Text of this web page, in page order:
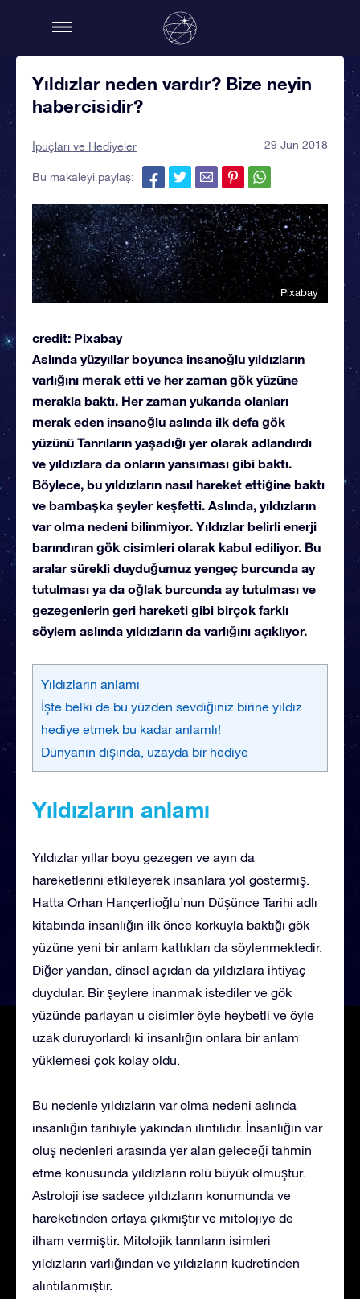
Yıldızlar neden vardır? Bize neyin
habercisidir?
İpuçları ve Hediyeler 29 Jun 2018
Bu makaleyi paylaş:
Pixabay
credit: Pixabay
Aslında yüzyıllar boyunca insanoğlu yıldızların
varlığını merak etti ve her zaman gök yüzüne
merakla baktı. Her zaman yukarıda olanları
merak eden insanoğlu aslında ilk defa gök
yüzünü Tanrıların yaşadığı yer olarak adlandırdı
ve yıldızlara da onların yansıması gibi baktı.
Böylece, bu yıldızların nasıl hareket ettiğine baktı
ve bambaşka şeyler keşfetti. Aslında, yıldızların
var olma nedeni bilinmiyor. Yıldızlar belirli enerji
barındıran gök cisimleri olarak kabul ediliyor. Bu
aralar sürekli duyduğumuz yengeç burcunda ay
tutulması ya da oğlak burcunda ay tutulması ve
gezegenlerin geri hareketi gibi birçok farklı
söylem aslında yıldızların da varlığını açıklıyor.
Yıldızların anlamı
İşte belki de bu yüzden sevdiğiniz birine yıldız
hediye etmek bu kadar anlamlı!
Dünyanın dışında, uzayda bir hediye
Yıldızların anlamı
Yıldızlar yıllar boyu gezegen ve ayın da
hareketlerini etkileyerek insanlara yol göstermiş.
Hatta Orhan Hançerlioğlu’nun Düşünce Tarihi adlı
kitabında insanlığın ilk önce korkuyla baktığı gök
yüzüne yeni bir anlam kattıkları da söylenmektedir.
Diğer yandan, dinsel açıdan da yıldızlara ihtiyaç
duydular. Bir şeylere inanmak istediler ve gök
yüzünde parlayan u cisimler öyle heybetli ve öyle
uzak duruyorlardı ki insanlığın onlara bir anlam
yüklemesi çok kolay oldu.
Bu nedenle yıldızların var olma nedeni aslında
insanlığın tarihiyle yakından ilintilidir. İnsanlığın var
oluş nedenleri arasında yer alan geleceği tahmin
etme konusunda yıldızların rolü büyük olmuştur.
Astroloji ise sadece yıldızların konumunda ve
hareketinden ortaya çıkmıştır ve mitolojiye de
ilham vermiştir. Mitolojik tanrıların isimleri
yıldızların varlığından ve yıldızların kudretinden
alıntılanmıştır.